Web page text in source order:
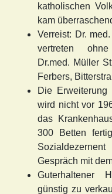
katholischen
kam
Verreist: Dr.
vertreten
Dr.med. Müller
Ferbers,
Die Erweiterung
wird nicht vor
das
300 Betten
Gespräch mit
Guterhaltener
günstig zu